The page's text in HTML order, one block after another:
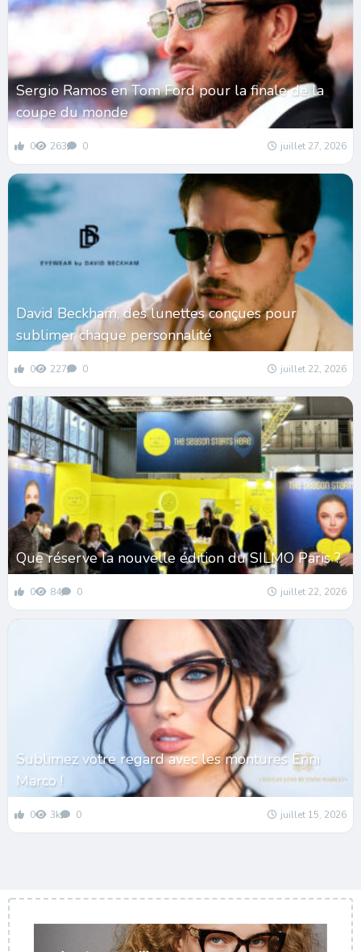
Sergio Ramos en Tom Ford pour la finale de la
coupe du monde
0 263 0 juillet 27, 2026
David Beckham, des lunettes conçues pour
sublimer chaque personnalité
0 227 0 juillet 22, 2026
Que réserve la nouvelle édition du SILMO Paris ?
0 84 0 juillet 22, 2026
Sublimez votre regard avec les montures Enni
Marco !
0 3k 0 juillet 15, 2026